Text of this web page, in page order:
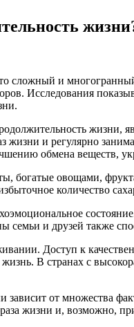
и многогранный
Исследования
жизни,
и регулярно
обмена
богатые овощами,
количество
семьи и друзей также
Доступ к
В странах с
зависит от множества
жизни и, возможно,